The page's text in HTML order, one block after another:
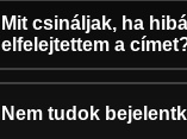
Mit csináljak, ha
elfelejtettem a
Nem tudok